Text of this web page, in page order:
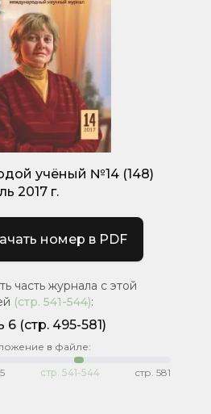
учёный №14 (148)
2017 г.
номер в PDF
часть журнала с этой
(стр. 541-544):
6 (cтр. 495-581)
в файле:
стр. 541-544 стр. 581